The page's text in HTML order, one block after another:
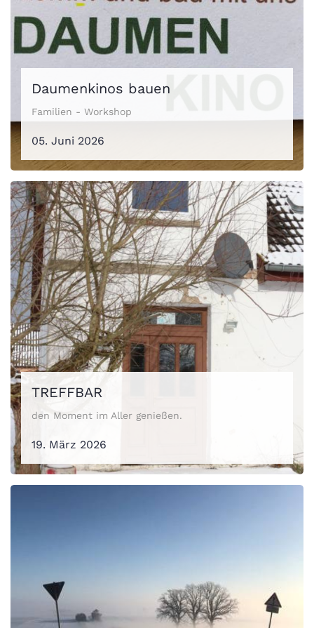
Daumenkinos bauen
Familien - Workshop
05. Juni 2026
TREFFBAR
den Moment im Aller genießen.
19. März 2026